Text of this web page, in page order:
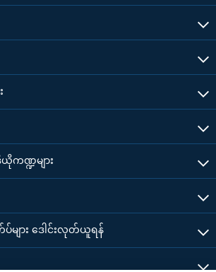
ကဏ္ဍများ
ျား ဒေါင်းလုတ်ယူရန်